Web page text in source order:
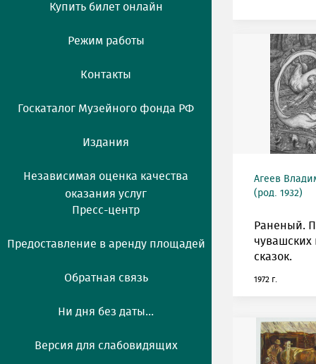
Купить билет онлайн
Режим работы
Контакты
Госкаталог Музейного фонда РФ
Издания
Независимая оценка качества
оказания услуг
Пресс-центр
Предоставление в аренду площадей
Обратная связь
Ни дня без даты...
Версия для слабовидящих
Агеев
(род. 1932)
Раненый.
чувашских
сказок.
1972 г.